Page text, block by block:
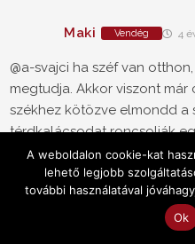
Maki Vendég 4
@a-svajci ha széf van
megtudja. Akkor viszont
székhez kötözve elmondd a
térdkalácsodat roncsolják
0
Vendég
A weboldalon cookie-kat
lehető legjobb
további használatával
Ok